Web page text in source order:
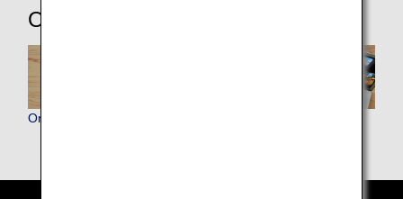
Other Items
Original ANA Virtual Backgrounds